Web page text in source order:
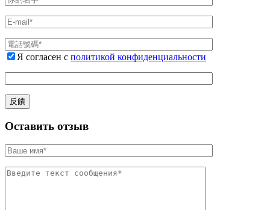
Я согласен с политикой конфиденциальности
Оставить отзыв